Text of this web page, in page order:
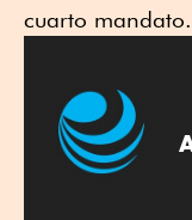
cuarto mandato.